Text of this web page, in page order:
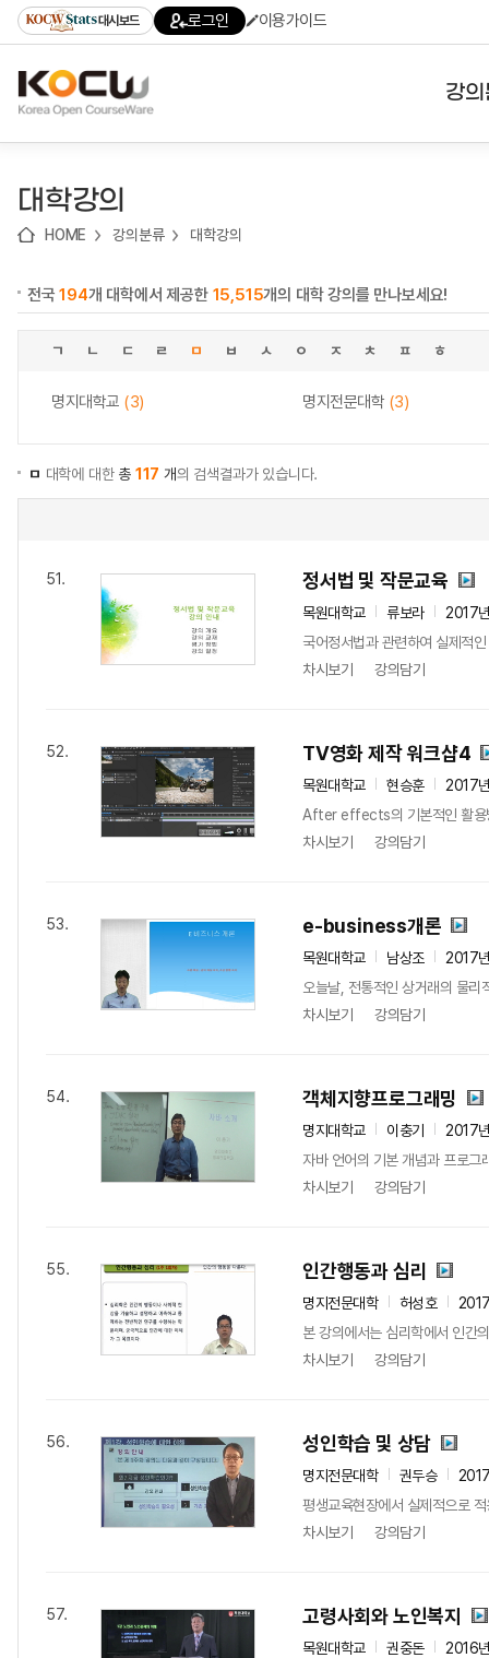
기
기
기
content)
가
대시보드 로그인 이용가이드
강
대학강의
HOME 강의분류 대학강의
전국194개 대학에서 제공한 15,515개의 대학 강의를 만나보세요!
ㄱ ㄴ ㄷ ㄹ ㅁ ㅂ ㅅ ㅇ ㅈ ㅊ ㅍ ㅎ
명지대학교 (3) 명지전문대학 (3)
ㅁ 대학에 대한총 117 개의 검색결과가 있습니다.
51. 정서법 및 작문교육
목원대학교 류보라
2017
국어정서법과 관련하여 실제적
차시보기
강의담기
52. TV영화 제작 워크샵4
목원대학교 현승훈
2017
After effects의 기본적인 활용
차시보기
강의담기
53. e-business개론
목원대학교 남상조
2017
오늘날, 전통적인 상거래의 물
차시보기
강의담기
54. 객체지향프로그래밍
명지대학교 이충기
2017
자바 언어의 기본 개념과 프로그
차시보기
강의담기
55. 인간행동과 심리
명지전문대학 허성호
본 강의에서는 심리학에서 인간
차시보기
강의담기
56. 성인학습 및 상담
명지전문대학 권두승
평생교육현장에서 실제적으로
차시보기
강의담기
57. 고령사회와 노인복지
목원대학교 권중돈
2016